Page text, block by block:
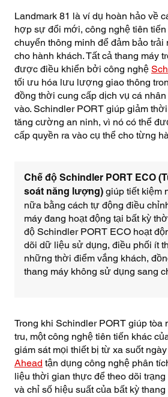
Landmark 81 là ví dụ hoàn hảo về
hợp sự đổi mới, công nghệ tiên
chuyển thông minh để đảm bảo
cho hành khách. Tất cả thang máy
được điều khiển bởi công nghệ
tối ưu hóa lưu lượng giao thông
đồng thời cung cấp dịch vụ cá
vào. Schindler PORT giúp giảm
tăng cường an ninh, vì nó có thể
cấp quyền ra vào cụ thể cho từng
Chế độ Schindler PORT ECO
soát năng lượng) giúp tiết kiệm
nữa bằng cách tự động điều
máy đang hoạt động tại bất kỳ
độ Schindler PORT ECO hoạt
dõi dữ liệu sử dụng, điều phối ít
những thời điểm vắng khách,
thang máy không sử dụng sang
Trong khi Schindler PORT giúp tòa
tru, một công nghệ tiên tiến khác
giám sát mọi thiết bị từ xa suốt
Ahead tận dụng công nghệ phân
liệu thời gian thực để theo dõi
và chỉ số hiệu suất của bất kỳ